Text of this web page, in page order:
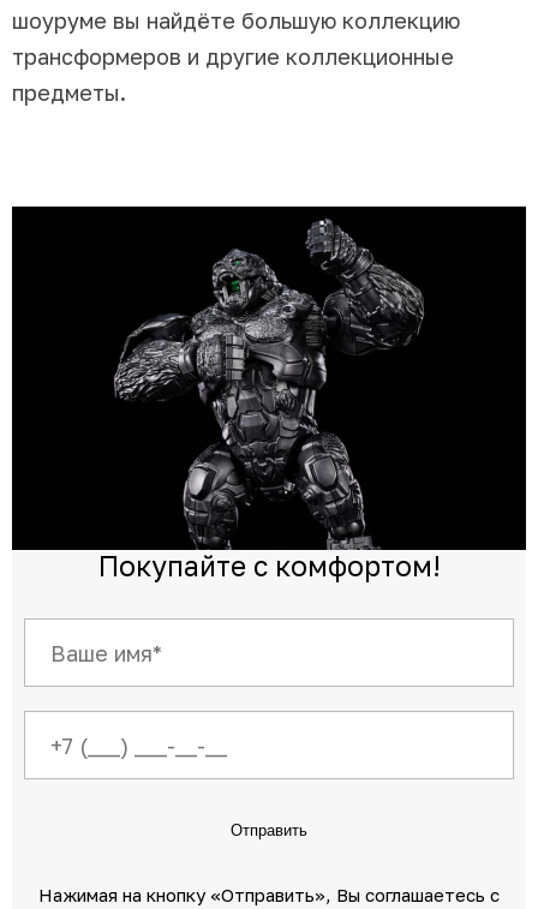
шоуруме вы найдёте большую коллекцию
трансформеров и другие коллекционные
предметы.
Покупайте с комфортом!
Отправить
Нажимая на кнопку «Отправить»‎, Вы соглашаетесь c